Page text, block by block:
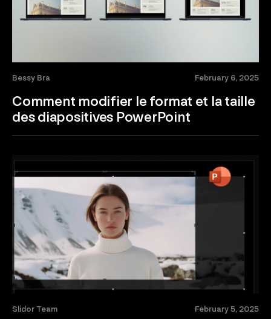
Bessy Bra February 6, 2025
Comment modifier le format et la taille
des diapositives PowerPoint
Slidor Team February 5, 2025